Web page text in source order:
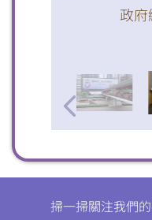
政
掃一掃關注我們